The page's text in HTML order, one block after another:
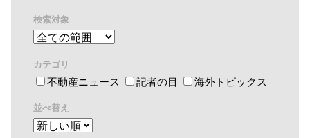
検索対象
カテゴリ
不動産ニュース 記者の目 海外トピックス
並べ替え